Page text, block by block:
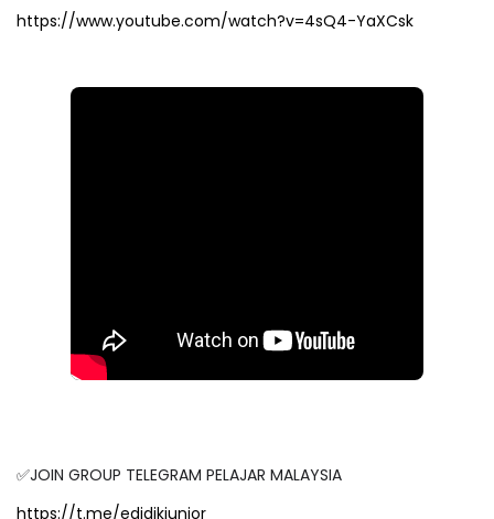
https://www.youtube.com/watch?v=4sQ4-YaXCsk
✅JOIN GROUP TELEGRAM PELAJAR MALAYSIA
https://t.me/edidikjunior